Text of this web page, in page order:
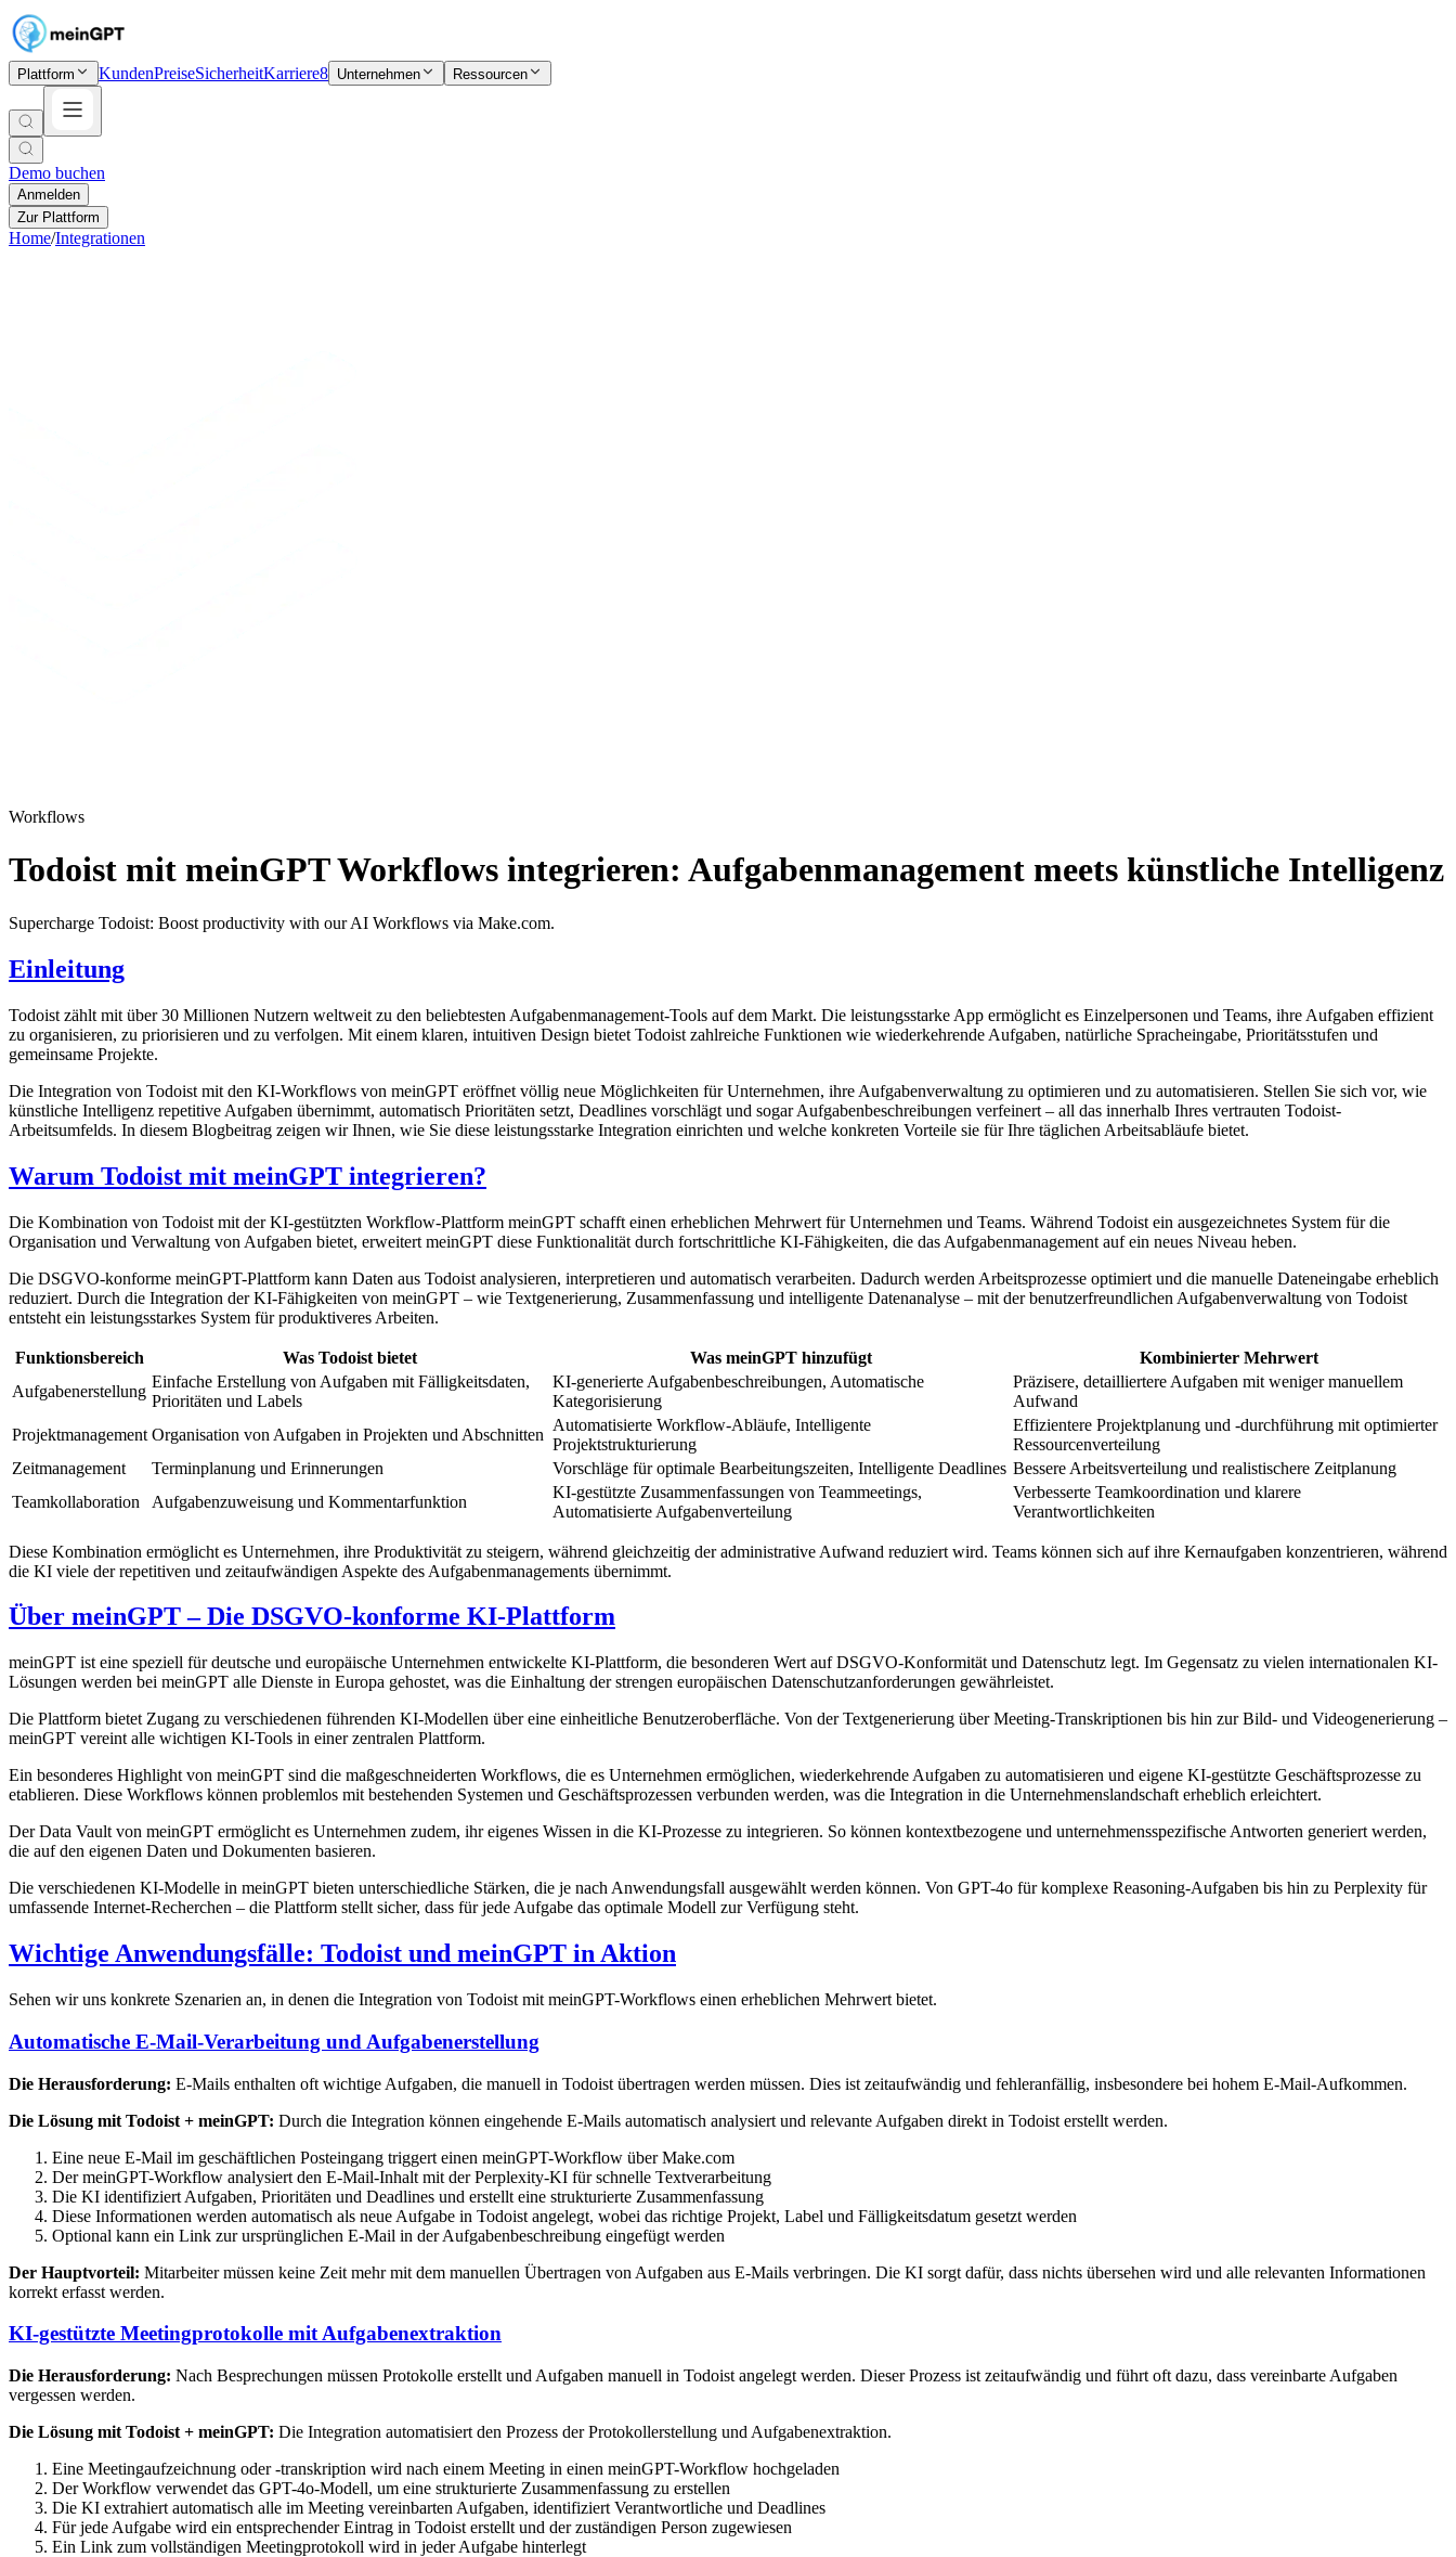
Plattform KundenPreiseSicherheitKarriere8 Unternehmen Ressourcen
Demo buchen
Anmelden
Zur Plattform
Home/Integrationen
Workflows
Todoist mit meinGPT Workflows integrieren: Aufgabenmanagement meets künstliche Intelligenz
Supercharge Todoist: Boost productivity with our AI Workflows via Make.com.
Einleitung
Todoist zählt mit über 30 Millionen Nutzern weltweit zu den beliebtesten Aufgabenmanagement-Tools auf dem Markt. Die leistungsstarke App ermöglicht es Einzelpersonen und Teams, ihre Aufgaben effizient
zu organisieren, zu priorisieren und zu verfolgen. Mit einem klaren, intuitiven Design bietet Todoist zahlreiche Funktionen wie wiederkehrende Aufgaben, natürliche Spracheingabe, Prioritätsstufen und
gemeinsame Projekte.
Die Integration von Todoist mit den KI-Workflows von meinGPT eröffnet völlig neue Möglichkeiten für Unternehmen, ihre Aufgabenverwaltung zu optimieren und zu automatisieren. Stellen Sie sich vor, wie
künstliche Intelligenz repetitive Aufgaben übernimmt, automatisch Prioritäten setzt, Deadlines vorschlägt und sogar Aufgabenbeschreibungen verfeinert – all das innerhalb Ihres vertrauten Todoist-
Arbeitsumfelds. In diesem Blogbeitrag zeigen wir Ihnen, wie Sie diese leistungsstarke Integration einrichten und welche konkreten Vorteile sie für Ihre täglichen Arbeitsabläufe bietet.
Warum Todoist mit meinGPT integrieren?
Die Kombination von Todoist mit der KI-gestützten Workflow-Plattform meinGPT schafft einen erheblichen Mehrwert für Unternehmen und Teams. Während Todoist ein ausgezeichnetes System für die
Organisation und Verwaltung von Aufgaben bietet, erweitert meinGPT diese Funktionalität durch fortschrittliche KI-Fähigkeiten, die das Aufgabenmanagement auf ein neues Niveau heben.
Die DSGVO-konforme meinGPT-Plattform kann Daten aus Todoist analysieren, interpretieren und automatisch verarbeiten. Dadurch werden Arbeitsprozesse optimiert und die manuelle Dateneingabe erheblich
reduziert. Durch die Integration der KI-Fähigkeiten von meinGPT – wie Textgenerierung, Zusammenfassung und intelligente Datenanalyse – mit der benutzerfreundlichen Aufgabenverwaltung von Todoist
entsteht ein leistungsstarkes System für produktiveres Arbeiten.
Funktionsbereich Was Todoist bietet Was meinGPT hinzufügt
Kombinierter Mehrwert
Aufgabenerstellung
Einfache Erstellung von Aufgaben mit Fälligkeitsdaten,
Prioritäten und Labels
KI-generierte Aufgabenbeschreibungen, Automatische
Kategorisierung
Präzisere, detailliertere Aufgaben mit weniger manuellem
Aufwand
Projektmanagement Organisation von Aufgaben in Projekten und Abschnitten
Automatisierte Workflow-Abläufe, Intelligente
Projektstrukturierung
Effizientere Projektplanung und -durchführung mit optimierter
Ressourcenverteilung
Zeitmanagement
Terminplanung und Erinnerungen Vorschläge für optimale Bearbeitungszeiten, Intelligente Deadlines Bessere Arbeitsverteilung und realistischere Zeitplanung
Teamkollaboration
Aufgabenzuweisung und Kommentarfunktion
KI-gestützte Zusammenfassungen von Teammeetings,
Automatisierte Aufgabenverteilung
Verbesserte Teamkoordination und klarere
Verantwortlichkeiten
Diese Kombination ermöglicht es Unternehmen, ihre Produktivität zu steigern, während gleichzeitig der administrative Aufwand reduziert wird. Teams können sich auf ihre Kernaufgaben konzentrieren, während
die KI viele der repetitiven und zeitaufwändigen Aspekte des Aufgabenmanagements übernimmt.
Über meinGPT – Die DSGVO-konforme KI-Plattform
meinGPT ist eine speziell für deutsche und europäische Unternehmen entwickelte KI-Plattform, die besonderen Wert auf DSGVO-Konformität und Datenschutz legt. Im Gegensatz zu vielen internationalen KI-
Lösungen werden bei meinGPT alle Dienste in Europa gehostet, was die Einhaltung der strengen europäischen Datenschutzanforderungen gewährleistet.
Die Plattform bietet Zugang zu verschiedenen führenden KI-Modellen über eine einheitliche Benutzeroberfläche. Von der Textgenerierung über Meeting-Transkriptionen bis hin zur Bild- und Videogenerierung –
meinGPT vereint alle wichtigen KI-Tools in einer zentralen Plattform.
Ein besonderes Highlight von meinGPT sind die maßgeschneiderten Workflows, die es Unternehmen ermöglichen, wiederkehrende Aufgaben zu automatisieren und eigene KI-gestützte Geschäftsprozesse zu
etablieren. Diese Workflows können problemlos mit bestehenden Systemen und Geschäftsprozessen verbunden werden, was die Integration in die Unternehmenslandschaft erheblich erleichtert.
Der Data Vault von meinGPT ermöglicht es Unternehmen zudem, ihr eigenes Wissen in die KI-Prozesse zu integrieren. So können kontextbezogene und unternehmensspezifische Antworten generiert werden,
die auf den eigenen Daten und Dokumenten basieren.
Die verschiedenen KI-Modelle in meinGPT bieten unterschiedliche Stärken, die je nach Anwendungsfall ausgewählt werden können. Von GPT-4o für komplexe Reasoning-Aufgaben bis hin zu Perplexity für
umfassende Internet-Recherchen – die Plattform stellt sicher, dass für jede Aufgabe das optimale Modell zur Verfügung steht.
Wichtige Anwendungsfälle: Todoist und meinGPT in Aktion
Sehen wir uns konkrete Szenarien an, in denen die Integration von Todoist mit meinGPT-Workflows einen erheblichen Mehrwert bietet.
Automatische E-Mail-Verarbeitung und Aufgabenerstellung
Die Herausforderung: E-Mails enthalten oft wichtige Aufgaben, die manuell in Todoist übertragen werden müssen. Dies ist zeitaufwändig und fehleranfällig, insbesondere bei hohem E-Mail-Aufkommen.
Die Lösung mit Todoist + meinGPT: Durch die Integration können eingehende E-Mails automatisch analysiert und relevante Aufgaben direkt in Todoist erstellt werden.
Eine neue E-Mail im geschäftlichen Posteingang triggert einen meinGPT-Workflow über Make.com
Der meinGPT-Workflow analysiert den E-Mail-Inhalt mit der Perplexity-KI für schnelle Textverarbeitung
Die KI identifiziert Aufgaben, Prioritäten und Deadlines und erstellt eine strukturierte Zusammenfassung
Diese Informationen werden automatisch als neue Aufgabe in Todoist angelegt, wobei das richtige Projekt, Label und Fälligkeitsdatum gesetzt werden
Optional kann ein Link zur ursprünglichen E-Mail in der Aufgabenbeschreibung eingefügt werden
Der Hauptvorteil: Mitarbeiter müssen keine Zeit mehr mit dem manuellen Übertragen von Aufgaben aus E-Mails verbringen. Die KI sorgt dafür, dass nichts übersehen wird und alle relevanten Informationen
korrekt erfasst werden.
KI-gestützte Meetingprotokolle mit Aufgabenextraktion
Die Herausforderung: Nach Besprechungen müssen Protokolle erstellt und Aufgaben manuell in Todoist angelegt werden. Dieser Prozess ist zeitaufwändig und führt oft dazu, dass vereinbarte Aufgaben
vergessen werden.
Die Lösung mit Todoist + meinGPT: Die Integration automatisiert den Prozess der Protokollerstellung und Aufgabenextraktion.
Eine Meetingaufzeichnung oder -transkription wird nach einem Meeting in einen meinGPT-Workflow hochgeladen
Der Workflow verwendet das GPT-4o-Modell, um eine strukturierte Zusammenfassung zu erstellen
Die KI extrahiert automatisch alle im Meeting vereinbarten Aufgaben, identifiziert Verantwortliche und Deadlines
Für jede Aufgabe wird ein entsprechender Eintrag in Todoist erstellt und der zuständigen Person zugewiesen
Ein Link zum vollständigen Meetingprotokoll wird in jeder Aufgabe hinterlegt